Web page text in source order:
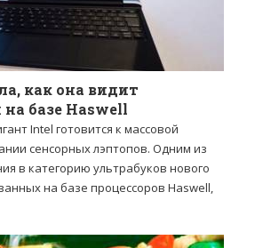
как она видит
базе Haswell
Intel готовится к массовой
сенсорных лэптопов. Одним из
в категорию ультрабуков нового
на базе процессоров Haswell,